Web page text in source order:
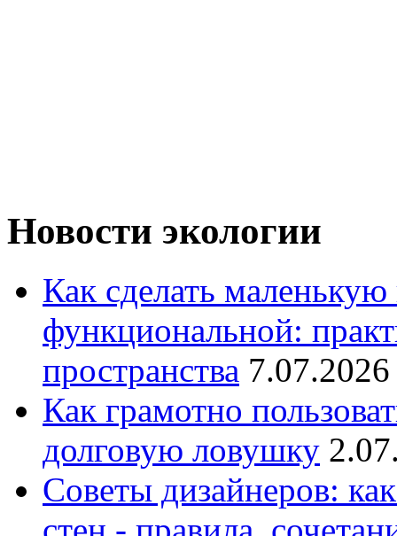
Новости экологии
Как сделать
функциональной:
пространства
Как грамотно
долговую ловушку
Советы дизайнеров: